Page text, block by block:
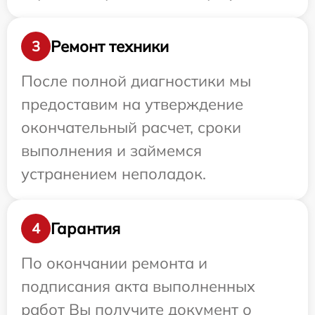
3
Ремонт техники
После полной диагностики мы
предоставим на утверждение
окончательный расчет, сроки
выполнения и займемся
устранением неполадок.
4
Гарантия
По окончании ремонта и
подписания акта выполненных
работ Вы получите документ о